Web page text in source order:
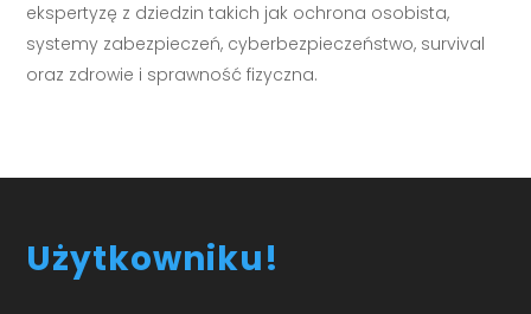
ekspertyzę z dziedzin takich jak ochrona osobista,
systemy zabezpieczeń, cyberbezpieczeństwo, survival
oraz zdrowie i sprawność fizyczna.
Użytkowniku!